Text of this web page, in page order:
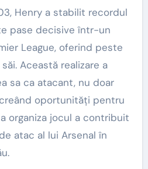
Henry a stabilit recordul
pase decisive într-un
League, oferind peste
Această realizare a
sa ca atacant, nu doar
oportunități pentru
organiza jocul a contribuit
atac al lui Arsenal în